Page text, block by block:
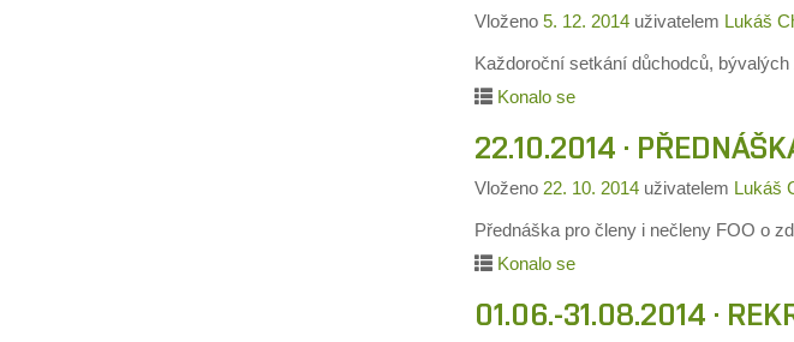
Vloženo 5. 12. 2014 uživatelem Lukáš
Každoroční setkání důchodců,
Konalo se
22.10.2014 ·
Vloženo 22. 10. 2014 uživatelem Lukáš
Přednáška pro členy i nečleny FOO o
Konalo se
01.06.-31.08.2014 ·